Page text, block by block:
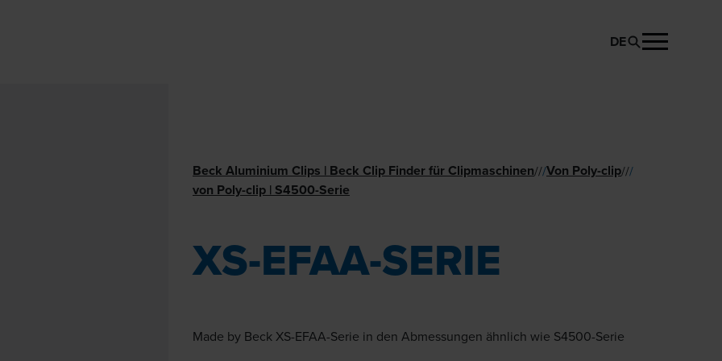
DE
Beck Aluminium Clips | Beck Clip Finder für Clipmaschinen///Von Poly-clip///
von Poly-clip | S4500-Serie
XS-EFAA-SERIE
Made by Beck XS-EFAA-Serie in den Abmessungen ähnlich wie S4500-Serie